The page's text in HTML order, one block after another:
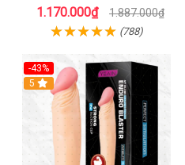
1.170.000₫ 1.887.000₫
(788)
-43%
5